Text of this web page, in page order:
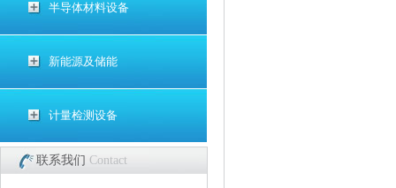
半导体材料设备
新能源及储能
计量检测设备
联系我们 Contact